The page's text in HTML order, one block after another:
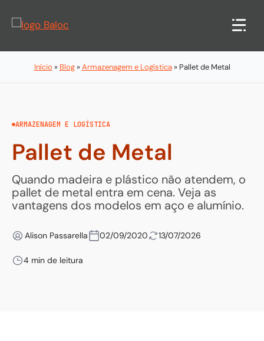
para
conteúdo
Início » Blog»Armazenagem e Logística» Pallet de Metal
ARMAZENAGEM E LOGÍSTICA
Pallet de Metal
Quando madeira e plástico não atendem, o
pallet de metal entra em cena. Veja as
vantagens dos modelos em aço e alumínio.
Alison Passarella 02/09/2020 13/07/2026
4 min de leitura